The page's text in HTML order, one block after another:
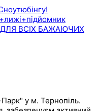
ВСІХ БАЖАЮЧИХ
у м. Тернопіль.